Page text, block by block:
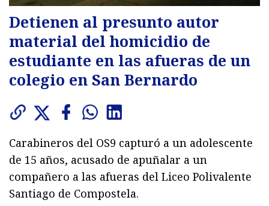
Detienen al presunto autor
material del homicidio de
estudiante en las afueras de un
colegio en San Bernardo
Carabineros del OS9 capturó a un adolescente
de 15 años, acusado de apuñalar a un
compañero a las afueras del Liceo Polivalente
Santiago de Compostela.